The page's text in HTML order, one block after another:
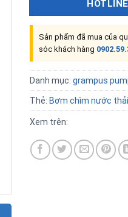
Sản phẩm đã mua của
sóc khách hàng
Danh mục: grampus
Thẻ: Bơm chìm nước thải
Xem trên: